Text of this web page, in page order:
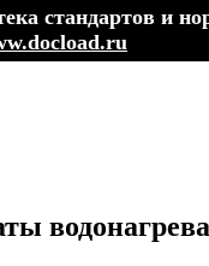
стандартов и